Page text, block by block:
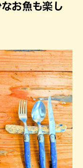
お魚も楽し